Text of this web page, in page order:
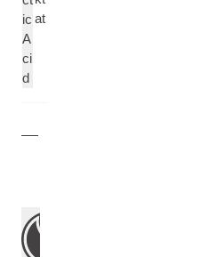
ic
A
ci
d
at